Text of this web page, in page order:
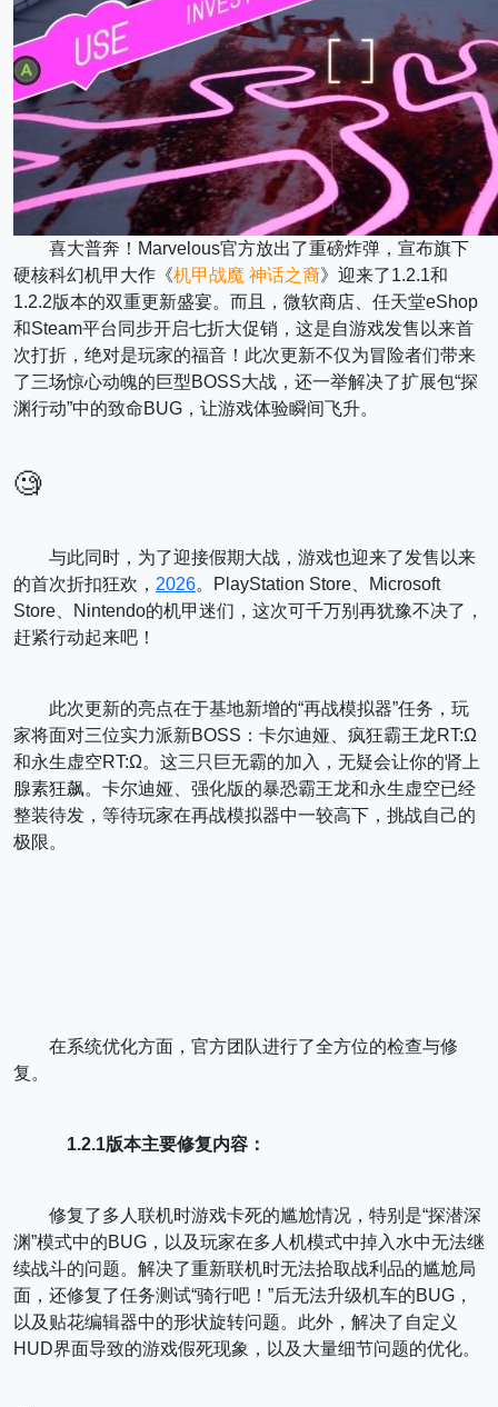
喜大普奔！Marvelous官方放出了重磅炸弹，宣布旗下
硬核科幻机甲大作《机甲战魔 神话之裔》迎来了1.2.1和
1.2.2版本的双重更新盛宴。而且，微软商店、任天堂eShop
和Steam平台同步开启七折大促销，这是自游戏发售以来首
次打折，绝对是玩家的福音！此次更新不仅为冒险者们带来
了三场惊心动魄的巨型BOSS大战，还一举解决了扩展包“探
渊行动”中的致命BUG，让游戏体验瞬间飞升。
🧐
与此同时，为了迎接假期大战，游戏也迎来了发售以来
的首次折扣狂欢， 2026。PlayStation Store、Microsoft
Store、Nintendo的机甲迷们，这次可千万别再犹豫不决了，
赶紧行动起来吧！
此次更新的亮点在于基地新增的“再战模拟器”任务，玩
家将面对三位实力派新BOSS：卡尔迪娅、疯狂霸王龙RT:Ω
和永生虚空RT:Ω。这三只巨无霸的加入，无疑会让你的肾上
腺素狂飙。卡尔迪娅、强化版的暴恐霸王龙和永生虚空已经
整装待发，等待玩家在再战模拟器中一较高下，挑战自己的
极限。
在系统优化方面，官方团队进行了全方位的检查与修
复。
1.2.1版本主要修复内容：
修复了多人联机时游戏卡死的尴尬情况，特别是“探潜深
渊”模式中的BUG，以及玩家在多人机模式中掉入水中无法继
续战斗的问题。解决了重新联机时无法拾取战利品的尴尬局
面，还修复了任务测试“骑行吧！”后无法升级机车的BUG，
以及贴花编辑器中的形状旋转问题。此外，解决了自定义
HUD界面导致的游戏假死现象，以及大量细节问题的优化。